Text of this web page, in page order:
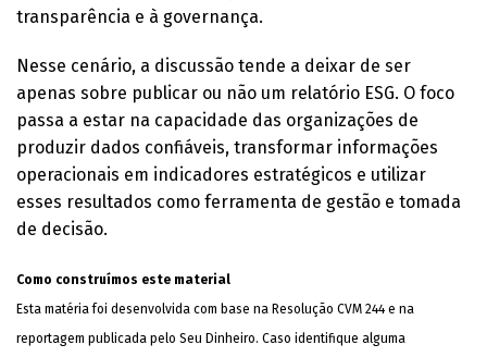
transparência e à governança.
Nesse cenário, a discussão tende a deixar de ser
apenas sobre publicar ou não um relatório ESG. O foco
passa a estar na capacidade das organizações de
produzir dados confiáveis, transformar informações
operacionais em indicadores estratégicos e utilizar
esses resultados como ferramenta de gestão e tomada
de decisão.
Como construímos este material
Esta matéria foi desenvolvida com base na Resolução CVM 244 e na
reportagem publicada pelo Seu Dinheiro. Caso identifique alguma